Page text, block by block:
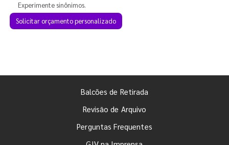
Experimente sinônimos.
Solicitar orçamento personalizado
Balcões de Retirada
Revisão de Arquivo
Perguntas Frequentes